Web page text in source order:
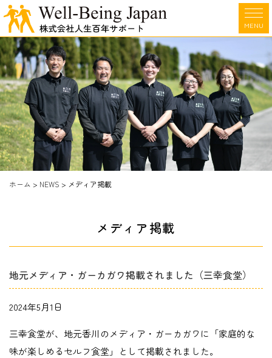
MENU
ホーム > NEWS > メディア掲載
メディア掲載
地元メディア・ガーカガワ掲載されました（三幸食堂）
2024年5月1日
三幸食堂が、地元香川のメディア・ガーカガワに「家庭的な
味が楽しめるセルフ食堂」として掲載されました。